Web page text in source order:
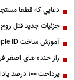
دعايي كه قطعا
جزئیات جدید قتل روح
آموزش ساخت Apple ID برای کاربران ایرانی
راز خنده های اصغر
پرداخت ۱۰۰ درصد پاداش پایان خدمت فرهنگیان